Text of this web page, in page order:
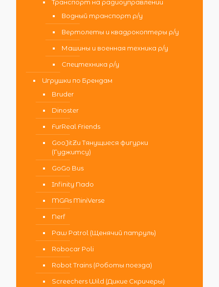
Транспорт на радиоуправлении
Водный транспорт р/у
Вертолеты и квадрокоптеры р/у
Машины и военная техника р/у
Спецтехника р/у
Игрушки по Брендам
Bruder
Dinoster
FurReal Friends
GooJitZu Тянущиеся фигурки
(Гуджитсу)
GoGo Bus
Infinity Nado
MGAs MiniVerse
Nerf
Paw Patrol (Щенячий патруль)
Robocar Poli
Robot Trains (Роботы поезда)
Screechers Wild (Дикие Скричеры)